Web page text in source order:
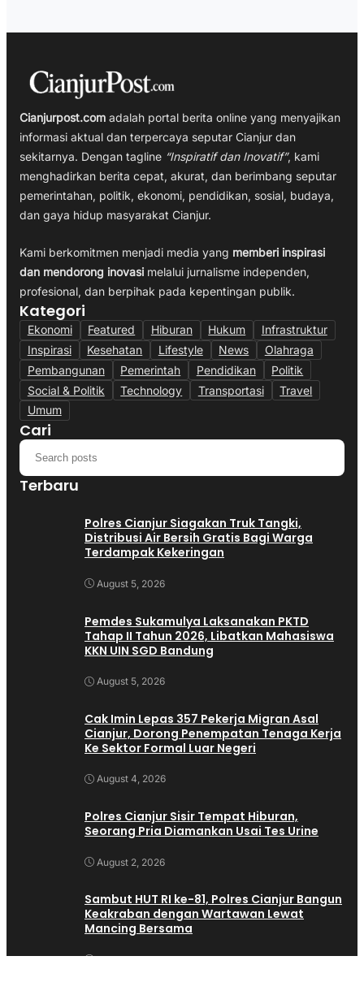
Cianjurpost.com adalah portal berita online yang menyajikan
informasi aktual dan terpercaya seputar Cianjur dan
sekitarnya. Dengan tagline “Inspiratif dan Inovatif”, kami
menghadirkan berita cepat, akurat, dan berimbang seputar
pemerintahan, politik, ekonomi, pendidikan, sosial, budaya,
dan gaya hidup masyarakat Cianjur.
Kami berkomitmen menjadi media yang memberi inspirasi
dan mendorong inovasi melalui jurnalisme independen,
profesional, dan berpihak pada kepentingan publik.
Kategori
Ekonomi Featured Hiburan Hukum
Infrastruktur
Inspirasi
Kesehatan Lifestyle News
Olahraga
Pembangunan
Pemerintah Pendidikan
Politik
Social & Politik
Technology Transportasi
Travel
Umum
Cari
Terbaru
Polres Cianjur Siagakan Truk Tangki,
Distribusi Air Bersih Gratis Bagi Warga
Terdampak Kekeringan
August 5, 2026
Pemdes Sukamulya Laksanakan PKTD
Tahap II Tahun 2026, Libatkan Mahasiswa
KKN UIN SGD Bandung
August 5, 2026
Cak Imin Lepas 357 Pekerja Migran Asal
Cianjur, Dorong Penempatan Tenaga Kerja
Ke Sektor Formal Luar Negeri
August 4, 2026
Polres Cianjur Sisir Tempat Hiburan,
Seorang Pria Diamankan Usai Tes Urine
August 2, 2026
Sambut HUT RI ke-81, Polres Cianjur Bangun
Keakraban dengan Wartawan Lewat
Mancing Bersama
August 1, 2026